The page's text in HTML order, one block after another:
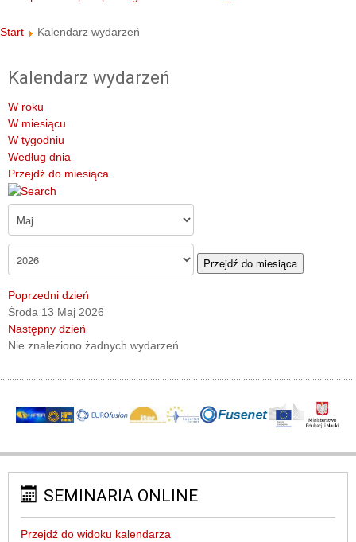
Start Kalendarz wydarzeń
Kalendarz wydarzeń
W roku
W miesiącu
W tygodniu
Według dnia
Przejdź do miesiąca
Przejdź do miesiąca
Poprzedni dzień
Środa 13 Maj 2026
Następny dzień
Nie znaleziono żadnych wydarzeń
SEMINARIA ONLINE
Przejdź do widoku kalendarza